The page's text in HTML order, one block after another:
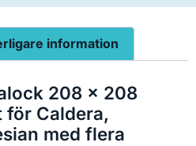
information
208 x 208
för Caldera,
med flera